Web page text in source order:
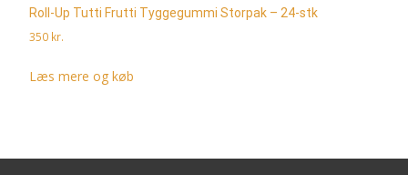
Roll-Up Tutti Frutti Tyggegummi Storpak – 24-stk
350 kr.
Læs mere og køb